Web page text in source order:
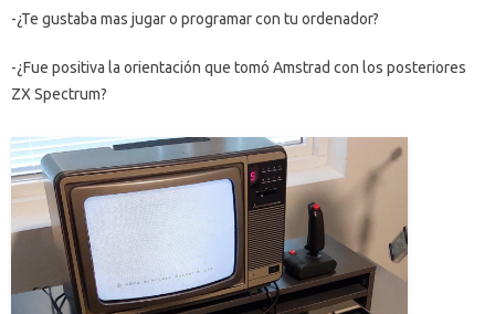
-¿Te gustaba mas jugar o programar con tu ordenador?
-¿Fue positiva la orientación que tomó Amstrad con los posteriores
ZX Spectrum?